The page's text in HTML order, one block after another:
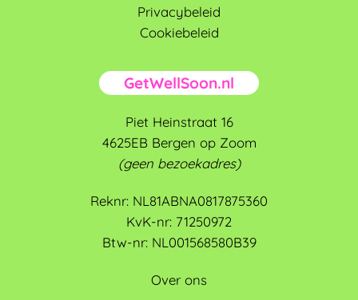
Privacybeleid
Cookiebeleid
GetWellSoon.nl
Piet Heinstraat 16
4625EB Bergen op Zoom
(geen bezoekadres)
Reknr: NL81ABNA0817875360
KvK-nr: 71250972
Btw-nr: NL001568580B39
Over ons